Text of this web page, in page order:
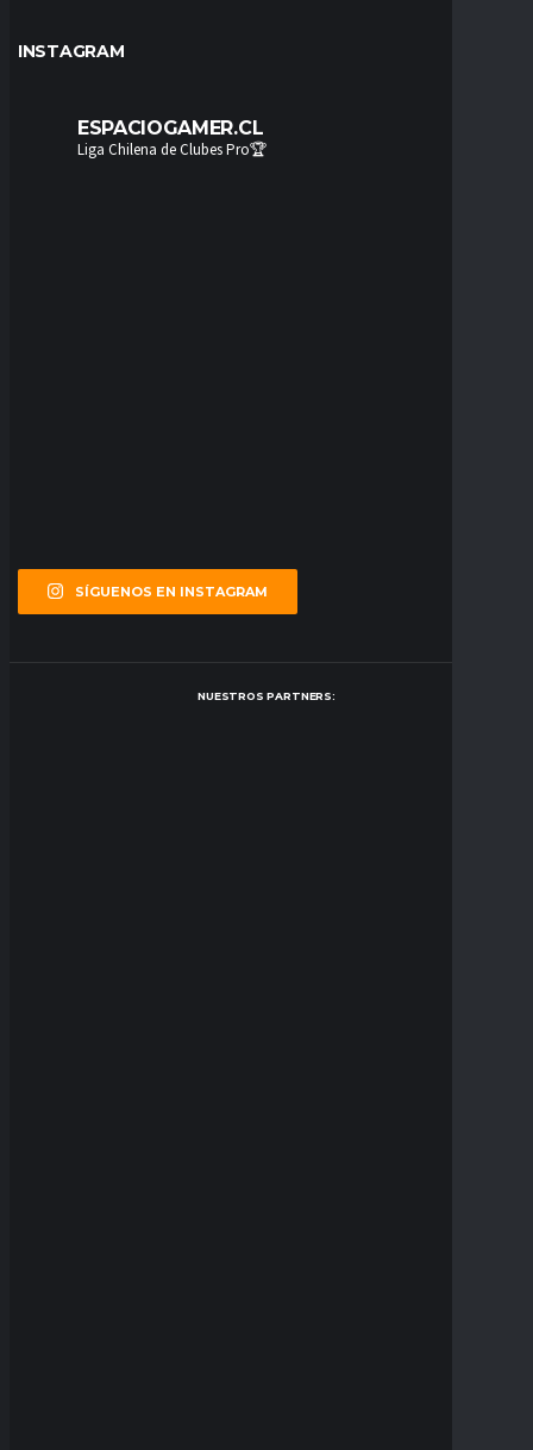
INSTAGRAM
ESPACIOGAMER.CL
Liga Chilena de Clubes Pro🏆
SÍGUENOS EN INSTAGRAM
NUESTROS PARTNERS: